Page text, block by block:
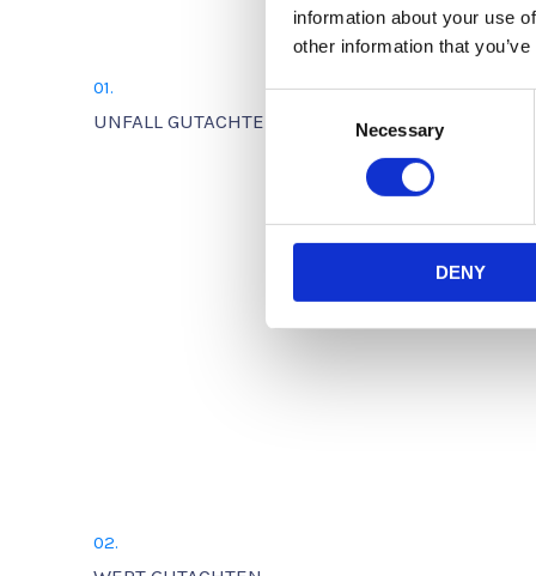
information about your use
other information that
Necessary
DENY
01.
UNFALL GUTACHTEN
02.